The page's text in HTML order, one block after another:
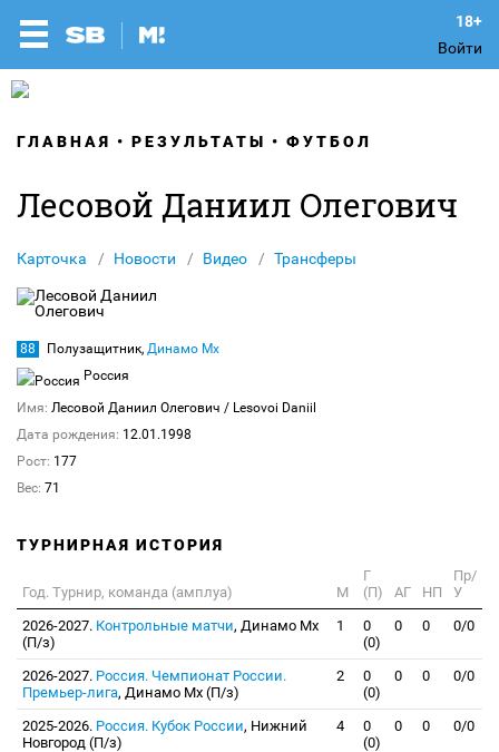
Войти
ГЛАВНАЯ РЕЗУЛЬТАТЫ ФУТБОЛ
Лесовой Даниил Олегович
Карточка Новости Видео Трансферы
88 Полузащитник, Динамо Мх
Россия
Имя: Лесовой Даниил Олегович / Lesovoi Daniil
Дата рождения: 12.01.1998
Рост: 177
Вес: 71
ТУРНИРНАЯ ИСТОРИЯ
Год. Турнир, команда (амплуа) М
Г
(П)
АГ НП
Пр/
У
2026-2027. Контрольные матчи, Динамо Мх
(П/з)
1
0
(0)
0 0 0/0
2026-2027. Россия. Чемпионат России.
Премьер-лига, Динамо Мх (П/з)
2
0
(0)
0 0 0/0
2025-2026. Россия. Кубок России, Нижний
Новгород (П/з)
4
0
(0)
0 0 0/0